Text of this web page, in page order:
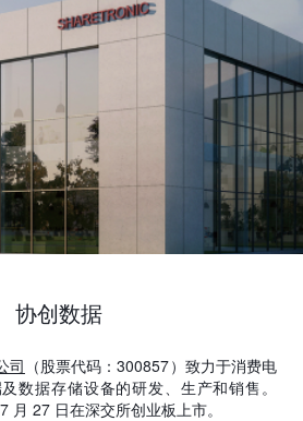
协创数据
司 （股票代码：300857）致力于消费电
数据存储设备的研发、生产和销售。
月 27 日在深交所创业板上市。